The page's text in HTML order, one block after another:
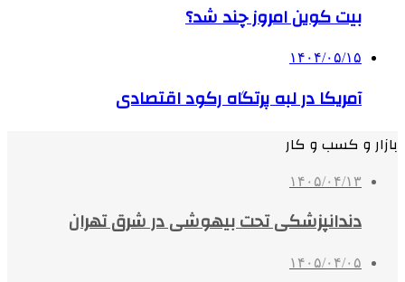
بیت کوین امروز چند شد؟
۱۴۰۴/۰۵/۱۵
آمریکا در لبه پرتگاه رکود اقتصادی
بازار و کسب و کار
۱۴۰۵/۰۴/۱۳
دندانپزشکی تحت بیهوشی در شرق تهران
۱۴۰۵/۰۴/۰۵